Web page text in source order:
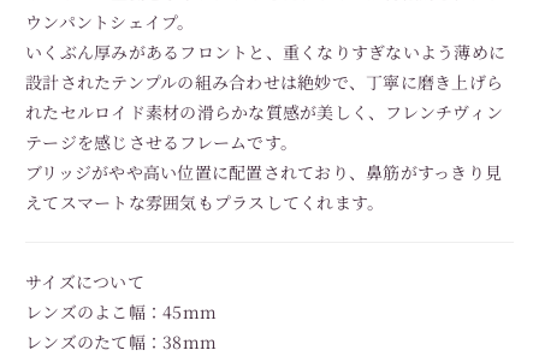
ウンパントシェイプ。
いくぶん厚みがあるフロントと、重くなりすぎないよう薄めに
設計されたテンプルの組み合わせは絶妙で、丁寧に磨き上げら
れたセルロイド素材の滑らかな質感が美しく、フレンチヴィン
テージを感じさせるフレームです。
ブリッジがやや高い位置に配置されており、鼻筋がすっきり見
えてスマートな雰囲気もプラスしてくれます。
サイズについて
レンズのよこ幅：45mm
レンズのたて幅：38mm